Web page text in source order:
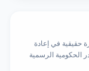
حقيقية في إعادة
الحكومية الرسمية